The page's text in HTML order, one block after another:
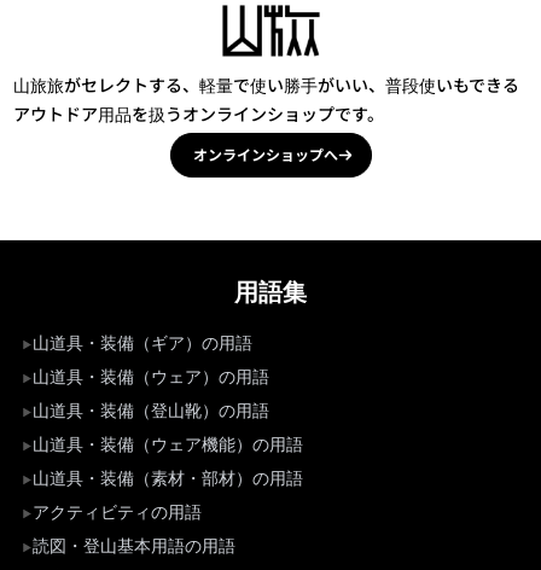
山旅旅がセレクトする、軽量で使い勝手がいい、普段使いもできる
アウトドア用品を扱うオンラインショップです。
オンラインショップへ
用語集
山道具・装備（ギア）の用語
山道具・装備（ウェア）の用語
山道具・装備（登山靴）の用語
山道具・装備（ウェア機能）の用語
山道具・装備（素材・部材）の用語
アクティビティの用語
読図・登山基本用語の用語